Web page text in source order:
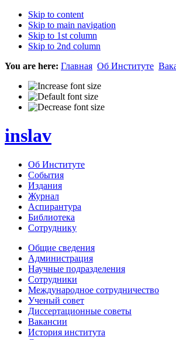
Skip to content
Skip to main navigation
Skip to 1st column
Skip to 2nd column
You are here: Главная Об Институте
inslav
Об Институте
События
Издания
Журнал
Аспирантура
Библиотека
Сотруднику
Общие сведения
Администрация
Научные подразделения
Сотрудники
Международное сотрудничество
Ученый совет
Диссертационные советы
Вакансии
История института